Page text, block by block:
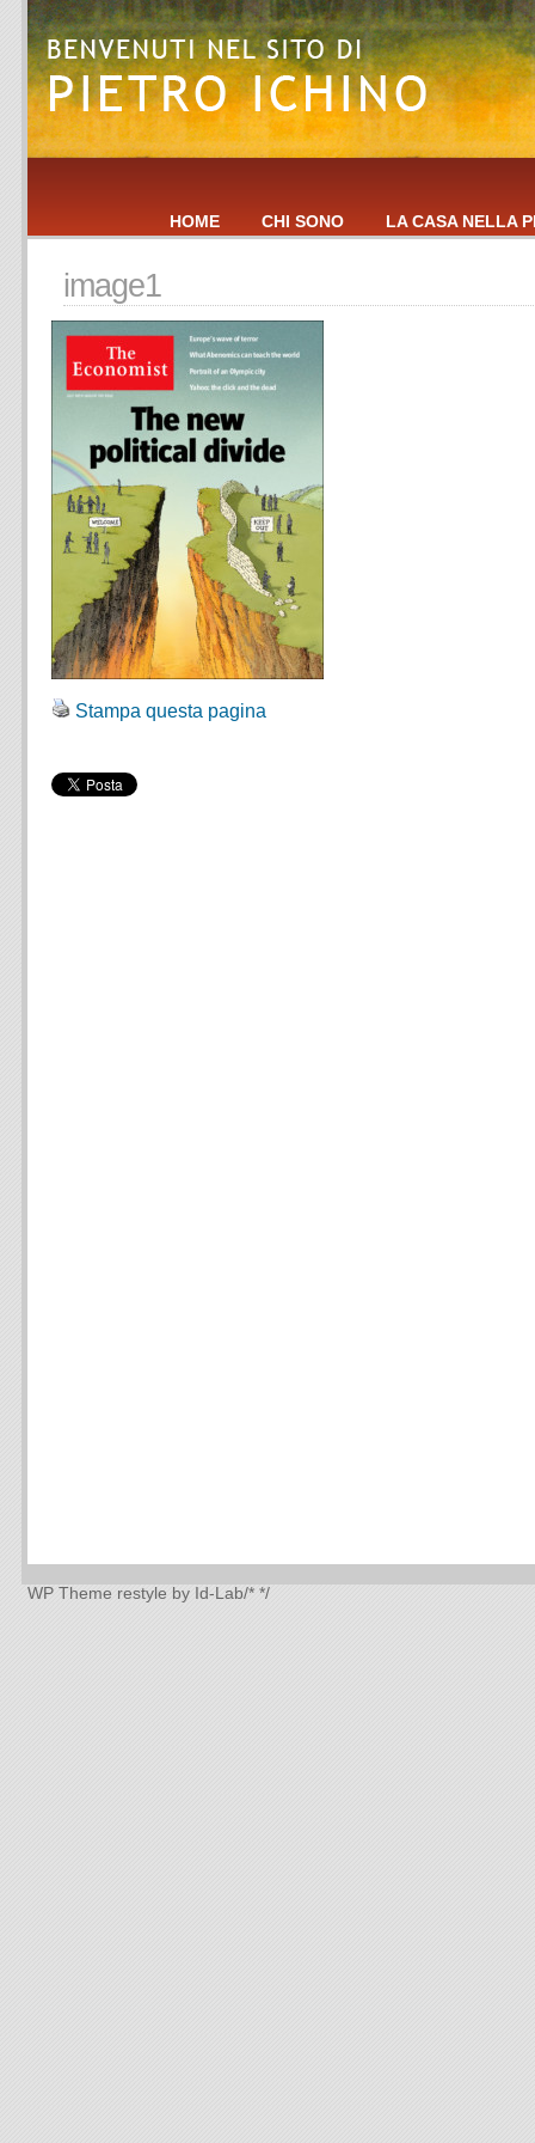
HOME CHI SONO LA CASA NELLA
image1
Stampa questa pagina
WP Theme restyle by Id-Lab/* */